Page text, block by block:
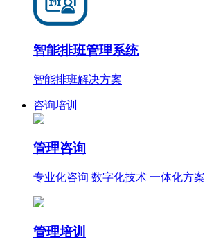
智能排班管理系统
智能排班解决方案
咨询培训
管理咨询
专业化咨询 数字化技术 一体化方案
管理培训